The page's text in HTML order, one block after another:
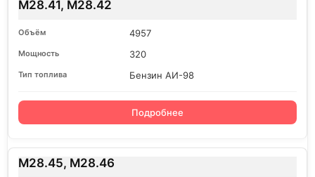
M28.41, M28.42
4957
320
Бензин АИ-98
Подробнее
M28.45, M28.46